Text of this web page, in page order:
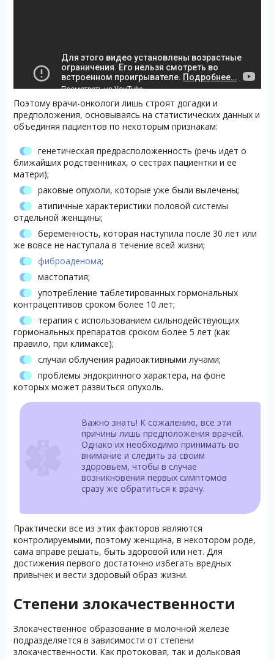
Поэтому врачи-онкологи лишь строят догадки и
предположения, основываясь на статистических данных и
объединяя пациентов по некоторым признакам:
генетическая предрасположенность (речь идет о
ближайших родственниках, о сестрах пациентки и ее
матери);
раковые опухоли, которые уже были вылечены;
атипичные характеристики половой системы
отдельной женщины;
беременность, которая наступила после 30 лет или
же вовсе не наступала в течение всей жизни;
фиброаденома;
мастопатия;
употребление таблетированных гормональных
контрацептивов сроком более 10 лет;
терапия с использованием сильнодействующих
гормональных препаратов сроком более 5 лет (как
правило, при климаксе);
случаи облучения радиоактивными лучами;
проблемы эндокринного характера, на фоне
которых может развиться опухоль.
Важно знать! К сожалению, все эти
причины лишь предположения врачей.
Однако их необходимо принимать во
внимание и следить за своим
здоровьем, чтобы в случае
возникновения первых симптомов
сразу же обратиться к врачу.
Практически все из этих факторов являются
контролируемыми, поэтому женщина, в некотором роде,
сама вправе решать, быть здоровой или нет. Для
достижения первого достаточно избегать вредных
привычек и вести здоровый образ жизни.
Степени злокачественности
Злокачественное образование в молочной железе
подразделяется в зависимости от степени
злокачественности. Как протоковая, так и дольковая